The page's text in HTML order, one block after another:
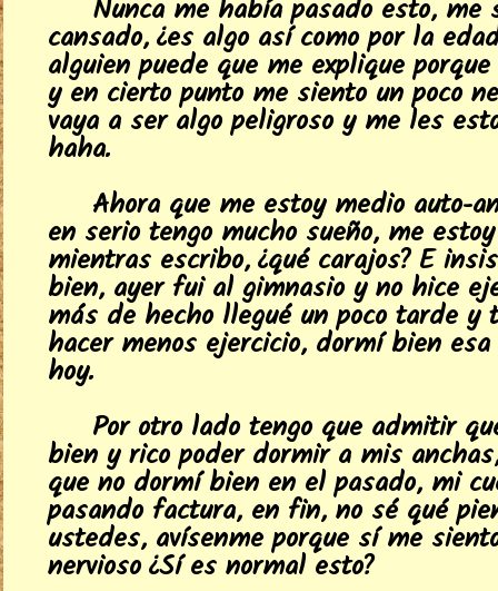
Nunca me había pasado esto, me
cansado, ¿es algo así como por la
alguien puede que me explique
y en cierto punto me siento un poco
vaya a ser algo peligroso y me les
haha.
Ahora que me estoy medio auto-
en serio tengo mucho sueño, me
mientras escribo, ¿qué carajos? E
bien, ayer fui al gimnasio y no hice
más de hecho llegué un poco tarde y
hacer menos ejercicio, dormí bien
hoy.
Por otro lado tengo que admitir
bien y rico poder dormir a mis
que no dormí bien en el pasado, mi
pasando factura, en fin, no sé qué
ustedes, avísenme porque sí me
nervioso ¿Sí es normal esto?